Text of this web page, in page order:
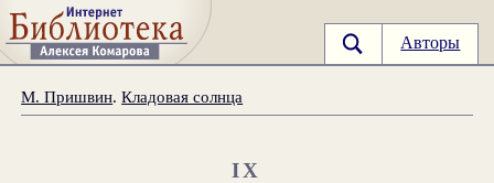
Авторы
М. Пришвин.Кладовая солнца
IX